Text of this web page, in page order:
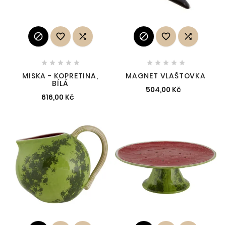
  
    
MISKA - KOPRETINA,
BÍLÁ
616,00 Kč
  
    
MAGNET VLAŠTOVKA
504,00 Kč